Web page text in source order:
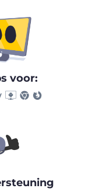
voor: